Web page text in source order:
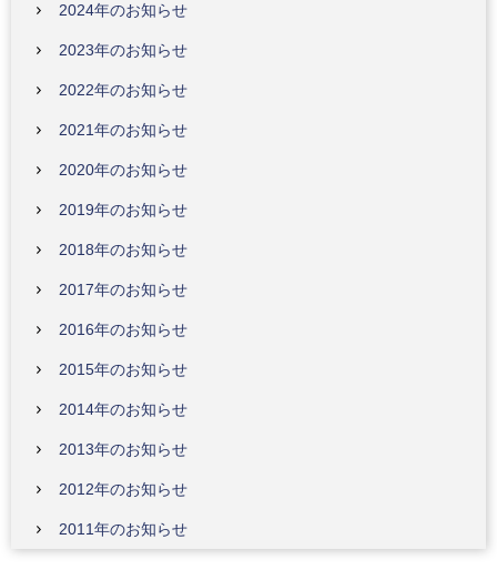
2024年のお知らせ
2023年のお知らせ
2022年のお知らせ
2021年のお知らせ
2020年のお知らせ
2019年のお知らせ
2018年のお知らせ
2017年のお知らせ
2016年のお知らせ
2015年のお知らせ
2014年のお知らせ
2013年のお知らせ
2012年のお知らせ
2011年のお知らせ